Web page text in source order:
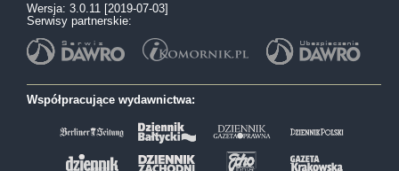
Wersja: 3.0.11 [2019-07-03]
Serwisy partnerskie:
Współpracujące wydawnictwa: